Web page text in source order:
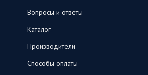
Вопросы и ответы
Каталог
Производители
Способы оплаты